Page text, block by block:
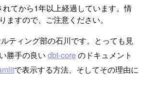
れてから1年以上経過しています。情
ますので、ご注意ください。
ティング部の石川です。とっても見
勝手の良い dbt-coreのドキュメント
で表示する方法、そしてその理由に